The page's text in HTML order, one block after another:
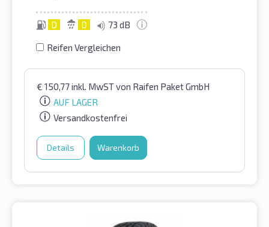
D D 73 dB
Reifen Vergleichen
€ 150,77inkl. MwSTvon Raifen Paket GmbH
AUF LAGER
Versandkostenfrei
Details Warenkorb